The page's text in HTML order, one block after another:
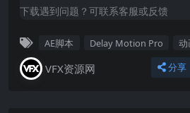
下载遇到问题？可联系客服或反馈
AE脚本 Delay Motion Pro 动
VFX资源网 分享